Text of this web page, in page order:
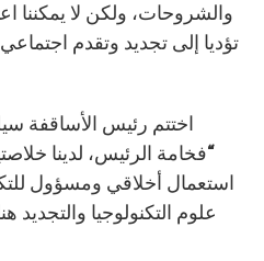
والشروحات، ولكن لا يمكننا
تؤديا إلى تجديد وتقدم
اختتم رئيس الأساقفة
“فخامة الرئيس، لدينا
استعمال أخلاقي ومسؤول
علوم التكنولوجيا